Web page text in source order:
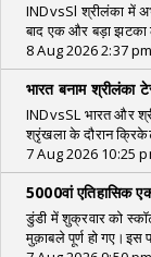
INDvsSl श्रीलंका में
बाद एक और बड़ा झटका
8 Aug 2026 2:37 pm
भारत बनाम श्रीलंका
INDvsSL भारत और
श्रृंखला के दौरान
7 Aug 2026 10:25
5000वां एतिहासिक
डुंडी में शुक्रवार को
मुक़ाबले पूर्ण हो